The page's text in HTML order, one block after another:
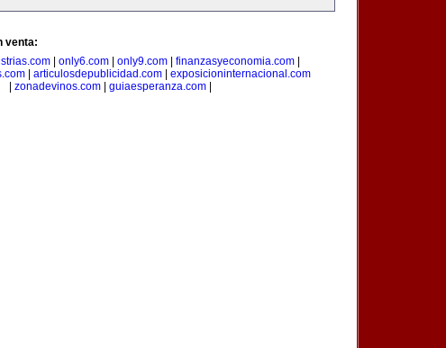
venta:
| only6.com| only9.com| finanzasyeconomia.com|
| articulosdepublicidad.com| exposicioninternacional.com
zonadevinos.com| guiaesperanza.com|